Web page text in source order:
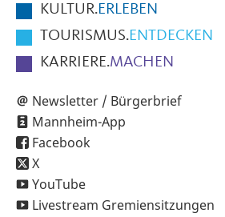
KULTUR.ERLEBEN
TOURISMUS.ENTDECKEN
KARRIERE.MACHEN
Newsletter / Bürgerbrief
Mannheim-App
Facebook
X
YouTube
Livestream Gremiensitzungen